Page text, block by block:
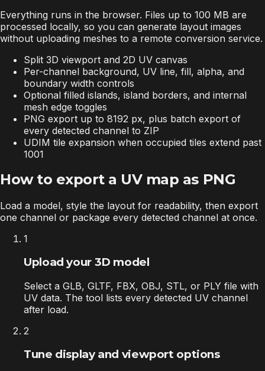
Everything runs in the browser. Files up to 100 MB are
processed locally, so you can generate layout images
without uploading meshes to a remote conversion service.
Split 3D viewport and 2D UV canvas
Per-channel background, UV line, fill, alpha, and
boundary width controls
Optional filled islands, island borders, and internal
mesh edge toggles
PNG export up to 8192 px, plus batch export of
every detected channel to ZIP
UDIM tile expansion when occupied tiles extend past
1001
How to export a UV map as PNG
Load a model, style the layout for readability, then export
one channel or package every detected channel at once.
1
Upload your 3D model
Select a GLB, GLTF, FBX, OBJ, STL, or PLY file with
UV data. The tool lists every detected UV channel
after load.
2
Tune display and viewport options